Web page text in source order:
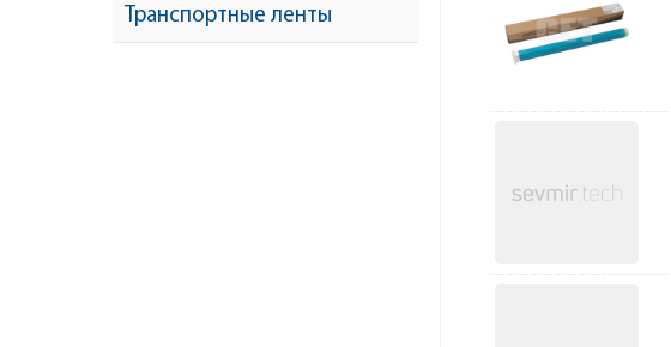
Транспортные ленты